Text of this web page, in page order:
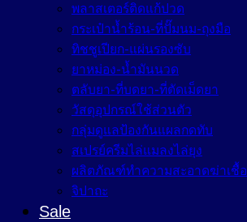
พลาสเตอร์ติดแก้ปวด
กระเป๋าน้ำร้อน-ที่ปั๊มนม-ถุงมือ
ทิชชูเปียก-แผ่นรองซับ
ยาหม่อง-น้ำมันนวด
ตลับยา-ที่บดยา-ที่ตัดเม็ดยา
วัสดุอุปกรณ์ใช้ส่วนตัว
กลุ่มดูแลป้องกันแผลกดทับ
สเปรย์ครีมไล่แมลงไล่ยุง
ผลิตภัณฑ์ทำความสะอาดฆ่าเชื้อ
จิปาถะ
Sale